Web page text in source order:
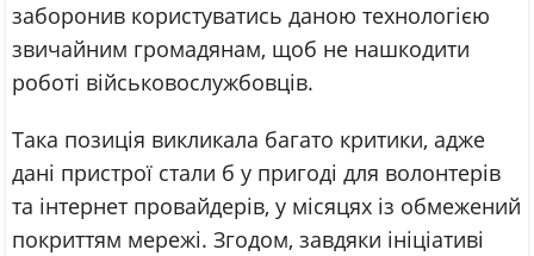
заборонив користуватись даною технологією
звичайним громадянам, щоб не нашкодити
роботі військовослужбовців.
Така позиція викликала багато критики, адже
дані пристрої стали б у пригоді для волонтерів
та інтернет провайдерів, у місяцях із обмежений
покриттям мережі. Згодом, завдяки ініціативі